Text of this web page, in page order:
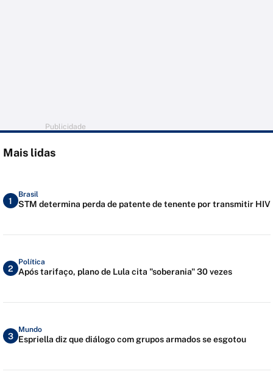
Publicidade
Mais lidas
1
Brasil
STM determina perda de patente de tenente por transmitir HIV
2
Política
Após tarifaço, plano de Lula cita "soberania" 30 vezes
3
Mundo
Espriella diz que diálogo com grupos armados se esgotou